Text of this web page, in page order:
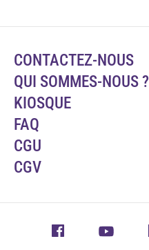
CONTACTEZ-NOUS
QUI SOMMES-NOUS ?
KIOSQUE
FAQ
CGU
CGV